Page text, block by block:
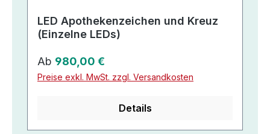
LED Apothekenzeichen und Kreuz
(Einzelne LEDs)
Regulärer Preis:
Ab 980,00 €
Preise exkl. MwSt. zzgl. Versandkosten
Details